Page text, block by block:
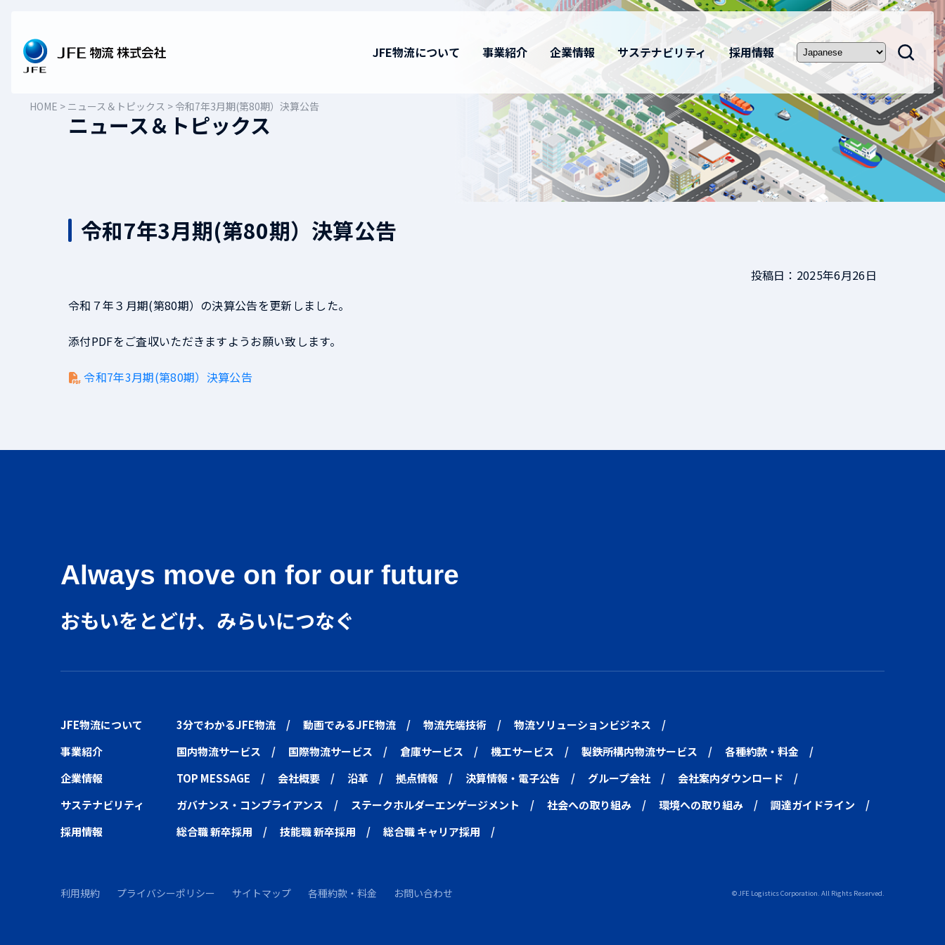
JFE物流について
事業紹介 企業情報 サステナビリティ 採用情報
HOME > ニュース＆トピックス >令和7年3月期(第80期）決算公告
ニュース＆トピックス
令和7年3月期(第80期）決算公告
投稿日：2025年6月26日
令和７年３月期(第80期）の決算公告を更新しました。
添付PDFをご査収いただきますようお願い致します。
令和7年3月期(第80期）決算公告
Always move on for our future
おもいをとどけ、みらいにつなぐ
JFE物流について 3分でわかるJFE物流 動画でみるJFE物流 物流先端技術
物流ソリューションビジネス
事業紹介
国内物流サービス 国際物流サービス 倉庫サービス 機工サービス 製鉄所構内物流サービス
各種約款・料金
企業情報
TOP MESSAGE 会社概要 沿革 拠点情報 決算情報・電子公告 グループ会社
会社案内ダウンロード
サステナビリティ
ガバナンス・コンプライアンス ステークホルダーエンゲージメント 社会への取り組み 環境への取り組み
調達ガイドライン
採用情報
総合職 新卒採用 技能職 新卒採用 総合職 キャリア採用
利用規約 プライバシーポリシー サイトマップ 各種約款・料金 お問い合わせ © JFE Logistics Corporation. All Rights Reserved.